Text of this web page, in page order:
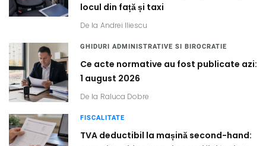
locul din față și taxi
De la Andrei Iliescu
GHIDURI ADMINISTRATIVE SI BIROCRATIE
Ce acte normative au fost publicate azi:
1 august 2026
De la Raluca Dobre
FISCALITATE
TVA deductibil la mașină second-hand: